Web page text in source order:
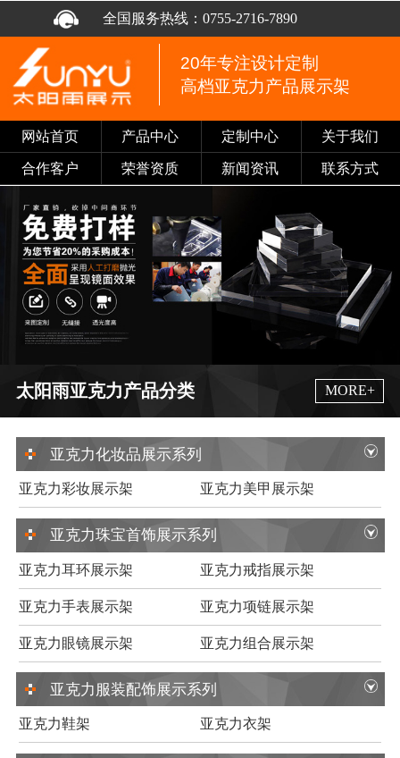
全国服务热线： 0755-2716-7890
20年专注设计定制
高档亚克力产品展示架
网站首页 产品中心 定制中心 关于我们
合作客户 荣誉资质 新闻资讯 联系方式
MORE+
太阳雨亚克力产品分类
亚克力化妆品展示系列
亚克力彩妆展示架 亚克力美甲展示架
亚克力珠宝首饰展示系列
亚克力耳环展示架 亚克力戒指展示架
亚克力手表展示架 亚克力项链展示架
亚克力眼镜展示架 亚克力组合展示架
亚克力服装配饰展示系列
亚克力鞋架 亚克力衣架